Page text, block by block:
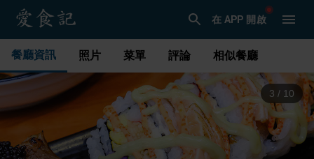
在 APP 開啟
餐廳資訊 照片 菜單 評論 相似餐廳
3 / 10